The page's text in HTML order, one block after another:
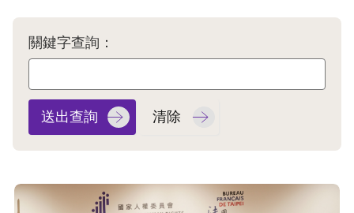
息
人
業
務
核
關鍵字查詢：